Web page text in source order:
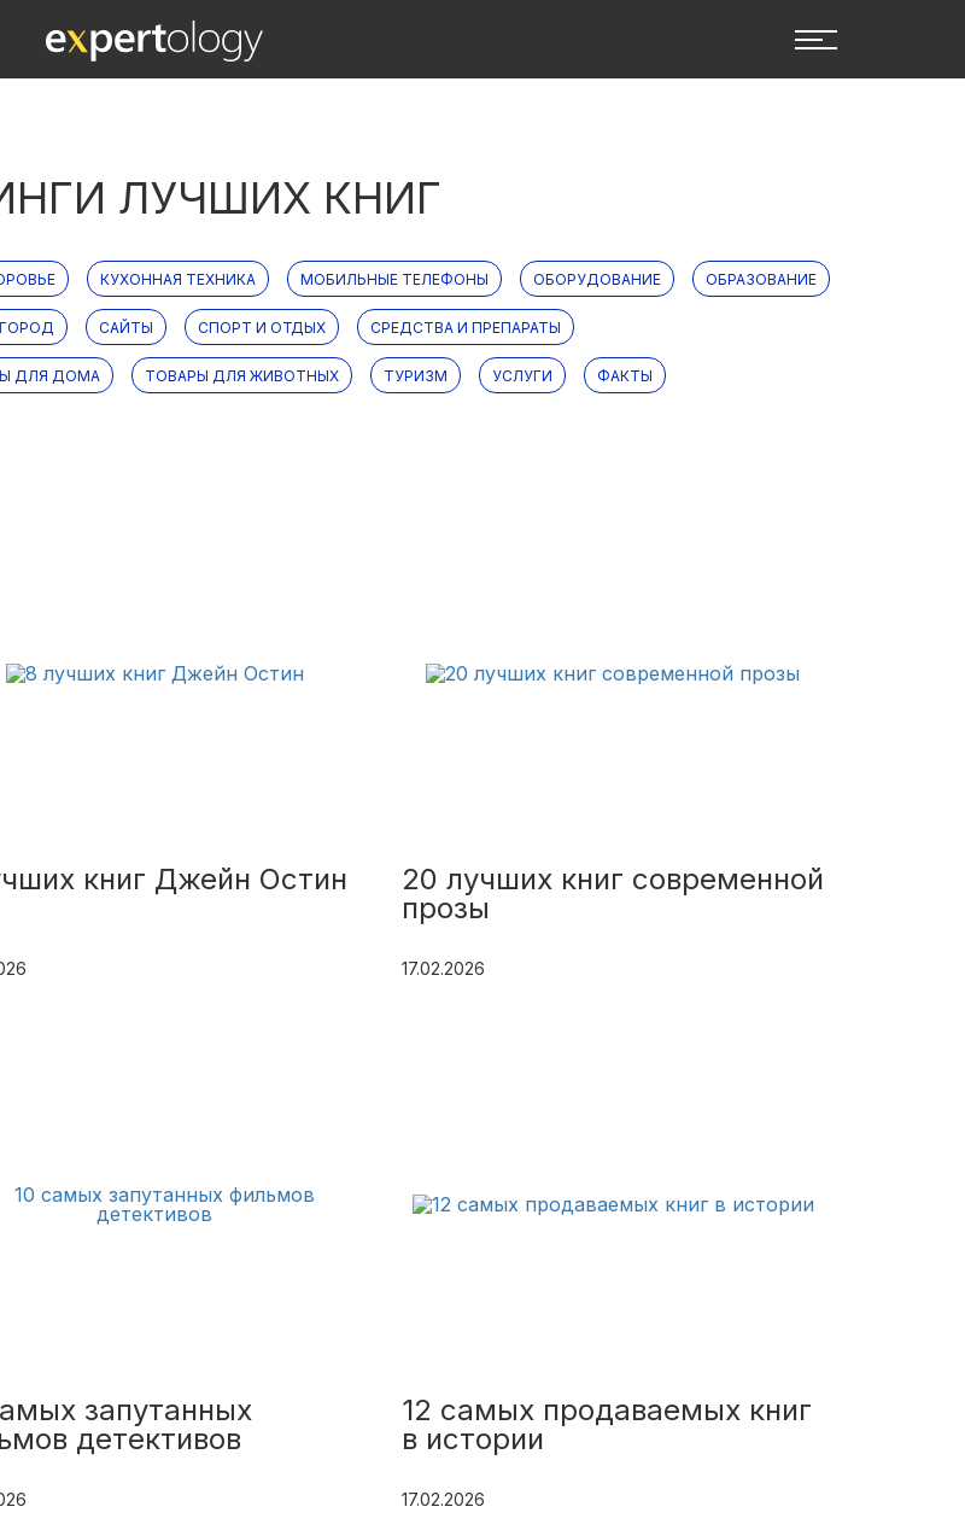
ЛУЧШИХ КНИГ
КУХОННАЯ ТЕХНИКА МОБИЛЬНЫЕ ТЕЛЕФОНЫ ОБОРУДОВАНИЕ ОБРАЗОВАНИЕ
САЙТЫ СПОРТ И ОТДЫХ СРЕДСТВА И ПРЕПАРАТЫ
ДЛЯ ДОМА ТОВАРЫ ДЛЯ ЖИВОТНЫХ ТУРИЗМ УСЛУГИ ФАКТЫ
книг Джейн Остин
20 лучших книг современной
прозы
17.02.2026
запутанных
детективов
12 самых продаваемых книг
в истории
17.02.2026